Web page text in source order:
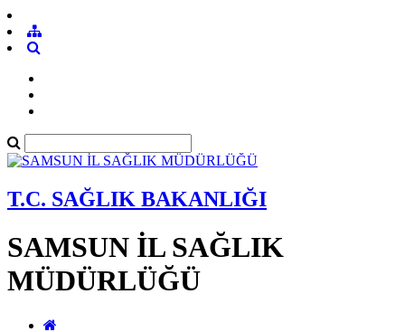
T.C. SAĞLIK BAKANLIĞI
SAMSUN İL SAĞLIK
MÜDÜRLÜĞÜ